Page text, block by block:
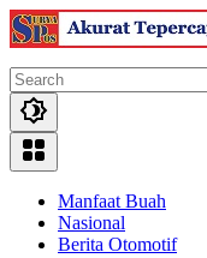
Skip
to
Manfaat Buah
Nasional
Berita Otomotif